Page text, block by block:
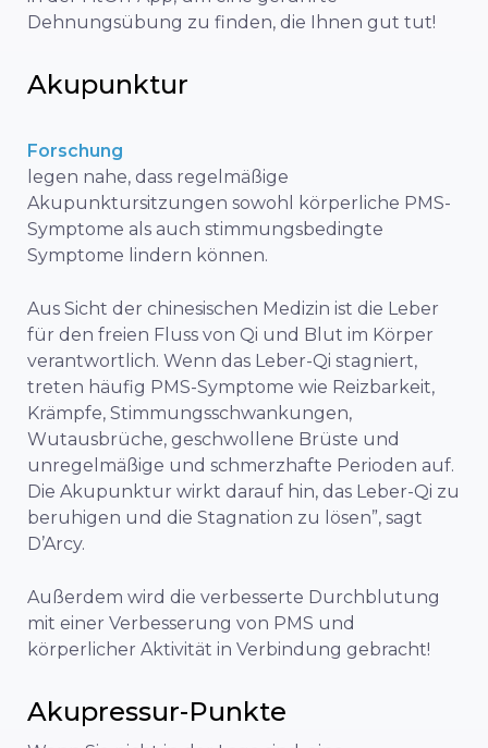
Dehnungsübung zu finden, die Ihnen gut tut!
Akupunktur
Forschung
legen nahe, dass regelmäßige
Akupunktursitzungen sowohl körperliche PMS-
Symptome als auch stimmungsbedingte
Symptome lindern können.
Aus Sicht der chinesischen Medizin ist die Leber
für den freien Fluss von Qi und Blut im Körper
verantwortlich. Wenn das Leber-Qi stagniert,
treten häufig PMS-Symptome wie Reizbarkeit,
Krämpfe, Stimmungsschwankungen,
Wutausbrüche, geschwollene Brüste und
unregelmäßige und schmerzhafte Perioden auf.
Die Akupunktur wirkt darauf hin, das Leber-Qi zu
beruhigen und die Stagnation zu lösen”, sagt
D’Arcy.
Außerdem wird die verbesserte Durchblutung
mit einer Verbesserung von PMS und
körperlicher Aktivität in Verbindung gebracht!
Akupressur-Punkte